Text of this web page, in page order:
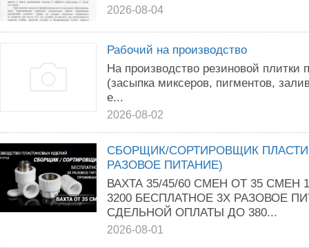
2026-08-04
Рабочий на производство
На производство резиновой
(засыпка миксеров, пигментов,
е...
2026-08-02
СБОРЩИК/СОРТИРОВЩИК
РАЗОВОЕ ПИТАНИЕ)
ВАХТА 35/45/60 СМЕН ОТ 35 СМЕН
3200 БЕСПЛАТНОЕ 3Х РАЗОВОЕ
СДЕЛЬНОЙ ОПЛАТЫ ДО 380...
2026-08-01